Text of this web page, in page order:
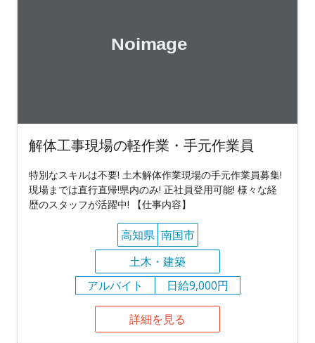
解体工事現場の軽作業・手元作業員
特別なスキルは不要! 土木解体作業現場の手元作業員募集!
現場までは直行直帰!県内のみ! 正社員登用可能! 様々な経
歴のスタッフが活躍中! 【仕事内容】
高知県 南国市
土木・建築
アルバイト
日給9,000円
詳細を見る